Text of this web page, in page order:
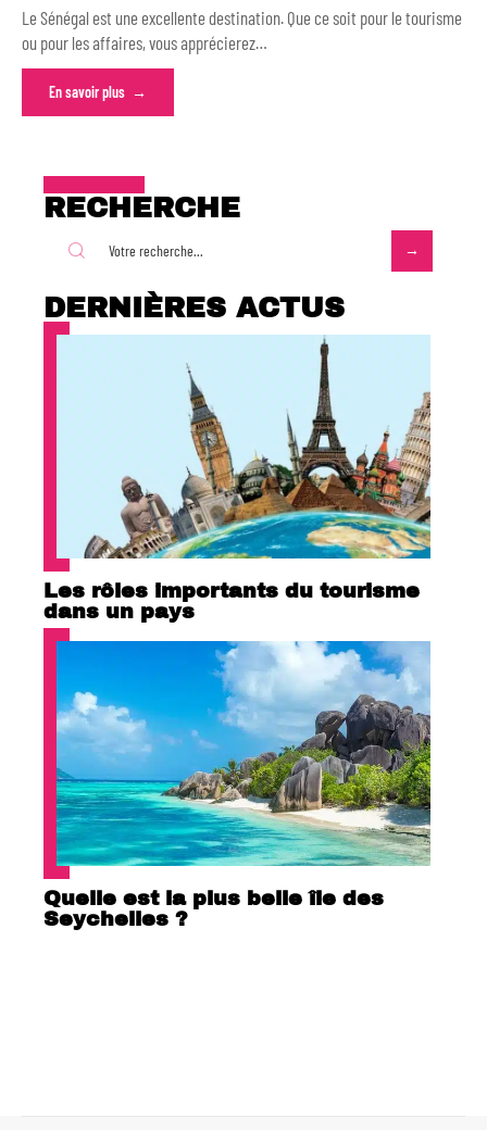
Le Sénégal est une excellente destination. Que ce soit pour le tourisme
ou pour les affaires, vous apprécierez…
En savoir plus
RECHERCHE
DERNIÈRES ACTUS
Les rôles importants du tourisme
dans un pays
Quelle est la plus belle île des
Seychelles ?